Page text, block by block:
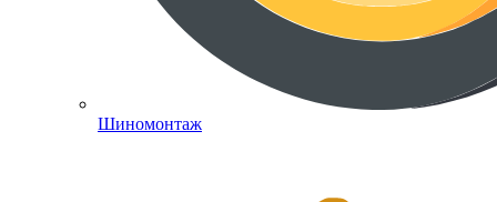
Шиномонтаж